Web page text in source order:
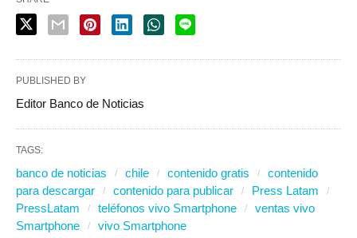
PUBLISHED BY
Editor Banco de Noticias
TAGS:
banco de noticias chile contenido gratis
contenido
para descargar
contenido para publicar
Press Latam
PressLatam
teléfonos vivo Smartphone
ventas vivo
Smartphone
vivo Smartphone